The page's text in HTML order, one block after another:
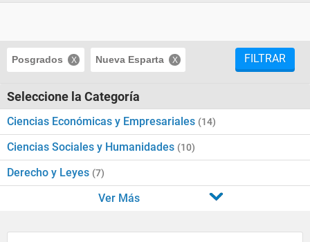
Posgrados Nueva Esparta FILTRAR
Seleccione la Categoría
Ciencias Económicas y Empresariales (14)
Ciencias Sociales y Humanidades (10)
Derecho y Leyes (7)
Ver Más